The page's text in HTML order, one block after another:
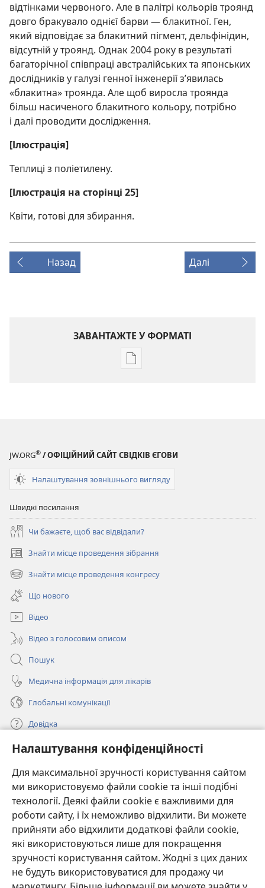
Налаштування конфіденційності
Для максимальної зручності користування сайтом
ми використовуємо файли cookie та інші подібні
технології. Деякі файли cookie є важливими для
роботи сайту, і їх неможливо відхилити. Ви можете
прийняти або відхилити додаткові файли cookie,
які використовуються лише для покращення
зручності користування сайтом. Жодні з цих даних
не будуть використовуватися для продажу чи
відтінками червоного. Але в палітрі кольорів троянд
довго бракувало однієї барви — блакитної. Ген,
який відповідає за блакитний пігмент, дельфінідин,
відсутній у троянд. Однак 2004 року в результаті
багаторічної співпраці австралійських та японських
дослідників у галузі генної інженерії з’явилась
«блакитна» троянда. Але щоб виросла троянда
більш насиченого блакитного кольору, потрібно
і далі проводити дослідження.
[Ілюстрація]
Теплиці з поліетилену.
[Ілюстрація на сторінці 25]
Квіти, готові для збирання.
Назад Далі
ЗАВАНТАЖТЕ У ФОРМАТІ
Параметри
JW.ORG® / ОФІЦІЙНИЙ САЙТ СВІДКІВ ЄГОВИ
Налаштування зовнішнього вигляду
Швидкі посилання
Чи бажаєте, щоб вас відвідали?
Знайти місце проведення зібрання
(відкривається
у
новому
вікні)
Знайти місце проведення конгресу
(відкривається
новому
вікні)
Що нового
Відео
Відео з голосовим описом
Пошук
Медична інформація для лікарів
Глобальні комунікації
Довідка
Пожертви
(відкривається
у
новому
вікні)
ОНЛАЙН-БІБЛІОТЕКА Товариства «Вартова башта»™
(відкривається
у
новому
вікні)
JW Hub ®
(відкривається
у
новомуJW Library
Watchtower Library